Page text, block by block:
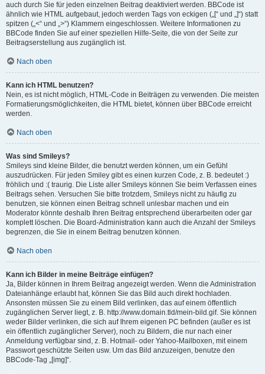
auch durch Sie für jeden einzelnen Beitrag deaktiviert werden. BBCode ist
ähnlich wie HTML aufgebaut, jedoch werden Tags von eckigen („[“ und „]“) statt
spitzen („<“ und „>“) Klammern eingeschlossen. Weitere Informationen zu
BBCode finden Sie auf einer speziellen Hilfe-Seite, die von der Seite zur
Beitragserstellung aus zugänglich ist.
Nach oben
Kann ich HTML benutzen?
Nein, es ist nicht möglich, HTML-Code in Beiträgen zu verwenden. Die meisten
Formatierungsmöglichkeiten, die HTML bietet, können über BBCode erreicht
werden.
Nach oben
Was sind Smileys?
Smileys sind kleine Bilder, die benutzt werden können, um ein Gefühl
auszudrücken. Für jeden Smiley gibt es einen kurzen Code, z. B. bedeutet :)
fröhlich und :( traurig. Die Liste aller Smileys können Sie beim Verfassen eines
Beitrags sehen. Versuchen Sie bitte trotzdem, Smileys nicht zu häufig zu
benutzen, sie können einen Beitrag schnell unlesbar machen und ein
Moderator könnte deshalb Ihren Beitrag entsprechend überarbeiten oder gar
komplett löschen. Die Board-Administration kann auch die Anzahl der Smileys
begrenzen, die Sie in einem Beitrag benutzen können.
Nach oben
Kann ich Bilder in meine Beiträge einfügen?
Ja, Bilder können in Ihrem Beitrag angezeigt werden. Wenn die Administration
Dateianhänge erlaubt hat, können Sie das Bild auch direkt hochladen.
Ansonsten müssen Sie zu einem Bild verlinken, das auf einem öffentlich
zugänglichen Server liegt, z. B. http://www.domain.tld/mein-bild.gif. Sie können
weder Bilder verlinken, die sich auf Ihrem eigenen PC befinden (außer es ist
ein öffentlich zugänglicher Server), noch zu Bildern, die nur nach einer
Anmeldung verfügbar sind, z. B. Hotmail- oder Yahoo-Mailboxen, mit einem
Passwort geschützte Seiten usw. Um das Bild anzuzeigen, benutze den
BBCode-Tag „[img]“.